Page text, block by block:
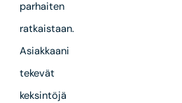
parhaiten
ratkaistaan.
Asiakkaani
tekevät
keksintöjä